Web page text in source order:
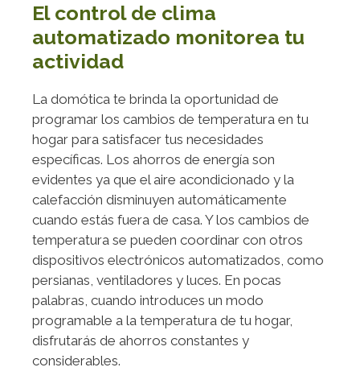
El control de clima
automatizado monitorea tu
actividad
La domótica te brinda la oportunidad de
programar los cambios de temperatura en tu
hogar para satisfacer tus necesidades
específicas. Los ahorros de energía son
evidentes ya que el aire acondicionado y la
calefacción disminuyen automáticamente
cuando estás fuera de casa. Y los cambios de
temperatura se pueden coordinar con otros
dispositivos electrónicos automatizados, como
persianas, ventiladores y luces. En pocas
palabras, cuando introduces un modo
programable a la temperatura de tu hogar,
disfrutarás de ahorros constantes y
considerables.